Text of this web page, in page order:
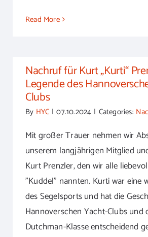
Read More
Nachruf für Kurt „Kurti“
Legende des
Clubs
By HYC | 07.10.2024 | Categories:
Mit großer Trauer nehmen wir
unserem langjährigen Mitglied
Kurt Prenzler, den wir alle
"Kuddel" nannten. Kurti war eine
des Segelsports und hat die
Hannoverschen Yacht-Clubs und
Dutchman-Klasse entscheidend